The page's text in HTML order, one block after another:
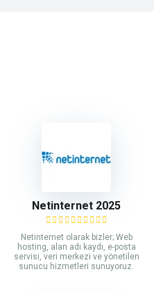
Netinternet 2025
Netinternet olarak bizler; Web
hosting, alan adı kaydı, e-posta
servisi, veri merkezi ve yönetilen
sunucu hizmetleri sunuyoruz.